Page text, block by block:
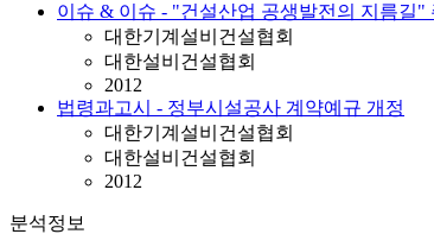
이슈 & 이슈 - "건설산업 공생발전의 지름길"
대한기계설비건설협회
대한설비건설협회
2012
법령과고시 - 정부시설공사 계약예규 개정
대한기계설비건설협회
대한설비건설협회
2012
분석정보